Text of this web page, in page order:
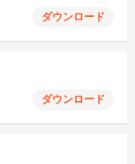
ダウンロード
ダウンロード